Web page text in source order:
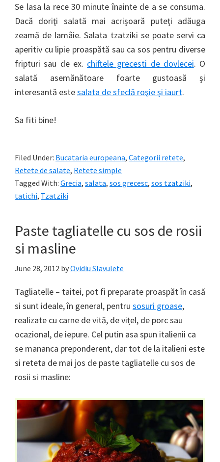
Se lasa la rece 30 minute înainte de a se consuma.
Dacă doriţi salată mai acrişoară puteţi adăuga
zeamă de lamâie. Salata tzatziki se poate servi ca
aperitiv cu lipie proaspătă sau ca sos pentru diverse
fripturi sau de ex. chiftele grecesti de dovlecei. O
salată asemănătoare foarte gustoasă şi
interesantă estesalata de sfeclă roşie şi iaurt.
Sa fiti bine!
Filed Under: Bucataria europeana, Categorii retete,
Retete de salate, Retete simple
Tagged With: Grecia, salata, sos grecesc, sos tzatziki,
tatichi, Tzatziki
Paste tagliatelle cu sos de rosii
si masline
June 28, 2012 byOvidiu Slavulete
Tagliatelle – taitei, pot fi preparate proaspăt în casă
si sunt ideale, în general, pentru sosuri groase,
realizate cu carne de vită, de vițel, de porc sau
ocazional, de iepure. Cel putin asa spun italienii ca
se mananca preponderent, dar tot de la italieni este
si reteta de mai jos de paste tagliatelle cu sos de
rosii si masline: